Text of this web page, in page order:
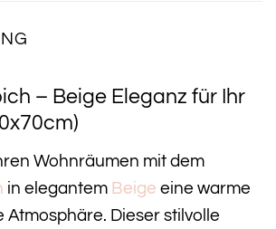
– Beige Eleganz für Ihr
Wohnräumen mit dem
in elegantem Beige eine warme
Atmosphäre. Dieser stilvolle